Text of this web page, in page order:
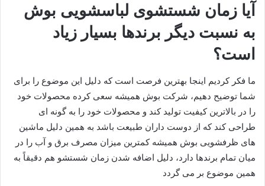
آیا زمان شستشوی لباسشویی بوش
به نسبت دیگر برندها بسیار زیاد
است؟
ما فکر کردیم اینجا بهترین فرصت است که دلیل این موضوع را برای
شما توضیح دهیم، شرکت بوش همیشه سعی کرده محصولات خود
را در بالاترین کیفیت تولید کند و محصولات خود را به گونه ای
طراحی کند که از دوست داران طبیعت باشد به همین دلیل ماشین
های ظرفشویی بوش همیشه کمترین میزان مصرف برق و آب را در
میان تمام برندها دارد، دلیل اضافه شدن زمان شستشو هم دقیقاً به
همین موضوع بر می گردد